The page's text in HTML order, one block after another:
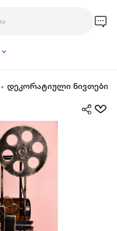
დეკორატიული ნივთები